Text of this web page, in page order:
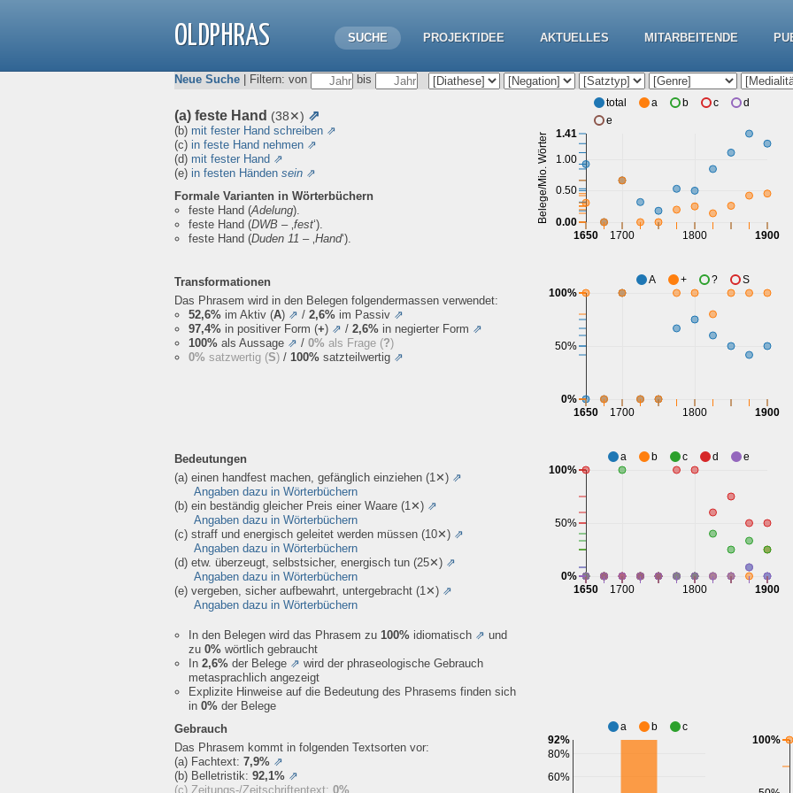
OLDPHRAS SUCHE PROJEKTIDEE AKTUELLES MITARBEITENDE
Neue Suche | Filtern: von bis
(a) feste Hand (38✕) ⇗
(b) mit fester Hand schreiben ⇗
(c) in feste Hand nehmen ⇗
(d) mit fester Hand ⇗
(e) in festen Händen sein ⇗
Formale Varianten in Wörterbüchern
feste Hand (Adelung).
feste Hand (DWB – ‚fest‘).
feste Hand (Duden 11 – ‚Hand‘). 1700 1800
1650 1900
0.50
1.00
Belege/Mio. Wörter 0.00
1.41
total a b c
d
e
Transformationen
Das Phrasem wird in den Belegen folgendermassen verwendet:
52,6% im Aktiv (A) ⇗ / 2,6% im Passiv ⇗
97,4% in positiver Form (+) ⇗ / 2,6% in negierter Form ⇗
100% als Aussage ⇗ / 0% als Frage (?)
0% satzwertig (S) / 100% satzteilwertig ⇗
1700 1800
1650 1900
50%
0%
100%
A + ? S
Bedeutungen
(a) einen handfest machen, gefänglich einziehen (1✕) ⇗
Angaben dazu in Wörterbüchern
(b) ein beständig gleicher Preis einer Waare (1✕) ⇗
Angaben dazu in Wörterbüchern
(c) straff und energisch geleitet werden müssen (10✕) ⇗
Angaben dazu in Wörterbüchern
(d) etw. überzeugt, selbstsicher, energisch tun (25✕) ⇗
Angaben dazu in Wörterbüchern
(e) vergeben, sicher aufbewahrt, untergebracht (1✕) ⇗
Angaben dazu in Wörterbüchern
In den Belegen wird das Phrasem zu 100% idiomatisch ⇗ und
zu 0% wörtlich gebraucht
In 2,6% der Belege ⇗ wird der phraseologische Gebrauch
metasprachlich angezeigt
Explizite Hinweise auf die Bedeutung des Phrasems finden sich
in 0% der Belege
1700 1800
1650 1900
50%
0%
100%
a b c d e
Gebrauch
Das Phrasem kommt in folgenden Textsorten vor:
(a) Fachtext: 7,9% ⇗
(b) Belletristik: 92,1% ⇗
(c) Zeitungs-/Zeitschriftentext: 0%
60%
80%
92%
a b c
100%